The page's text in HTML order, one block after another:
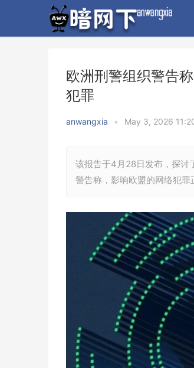
欧洲刑警组织警告
犯罪
anwangxia • May 3, 2026
该报告于4月28日发布，探讨
警告称，影响欧盟的网络犯罪